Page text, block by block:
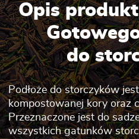
Opis
do
Podłoże do storczyków
kompostowanej kory oraz
Przeznaczone jest do
wszystkich gatunków